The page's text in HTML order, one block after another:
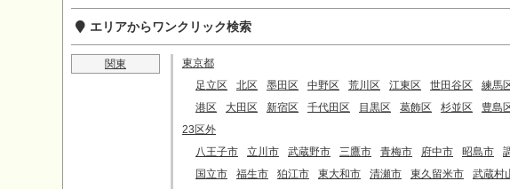
エリアからワンクリック検索
関東
東京都
足立区
北区 墨田区 中野区 荒川区 江東区 世田谷区
練馬
港区
大田区 新宿区 千代田区 目黒区 葛飾区 杉並区
豊島
23区外
八王子市
立川市 武蔵野市 三鷹市 青梅市 府中市 昭島市
国立市
福生市 狛江市 東大和市 清瀬市 東久留米市
武蔵村